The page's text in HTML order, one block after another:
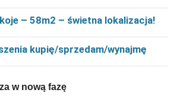
– 58m2 – świetna lokalizacja!
kupię/sprzedam/wynajmę
w nową fazę